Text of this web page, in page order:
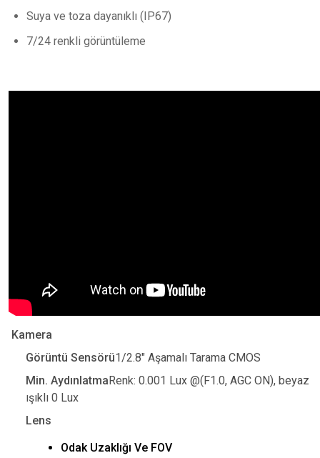
Suya ve toza dayanıklı (IP67)
7/24 renkli görüntüleme
Kamera
Görüntü Sensörü1/2.8" Aşamalı Tarama CMOS
Min. AydınlatmaRenk: 0.001 Lux @(F1.0, AGC ON), beyaz
ışıklı 0 Lux
Lens
Odak Uzaklığı Ve FOV